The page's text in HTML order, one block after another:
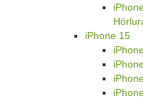
iPhone 15